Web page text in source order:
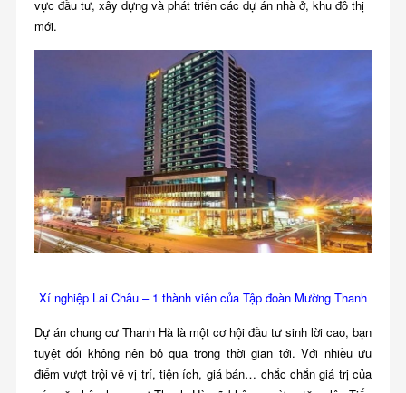
vực đầu tư, xây dựng và phát triển các dự án nhà ở, khu đô thị
mới.
Xí nghiệp Lai Châu – 1 thành viên của Tập đoàn Mường Thanh
Dự án chung cư Thanh Hà là một cơ hội đầu tư sinh lời cao, bạn
tuyệt đối không nên bỏ qua trong thời gian tới. Với nhiều ưu
điểm vượt trội về vị trí, tiện ích, giá bán… chắc chắn giá trị của